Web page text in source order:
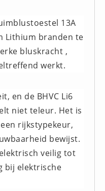
13A
Lithium branden te
bluskracht ,
werkt.
en de BHVC Li6
niet teleur. Het is
rijkstypekeur,
bewijst.
veilig tot
bij elektrische